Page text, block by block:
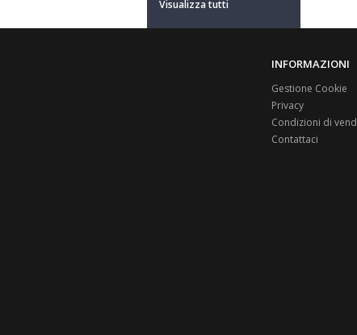
Visualizza tutti
INFORMAZIONI
Gestione Cookie
Privacy
Condizioni di
Contattaci